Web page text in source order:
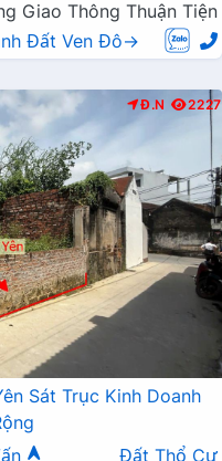
Giao Thông Thuận Tiện
Đất Ven Đô→
Đ.N 2227
Sát Trục Kinh Doanh
Đất Thổ Cư